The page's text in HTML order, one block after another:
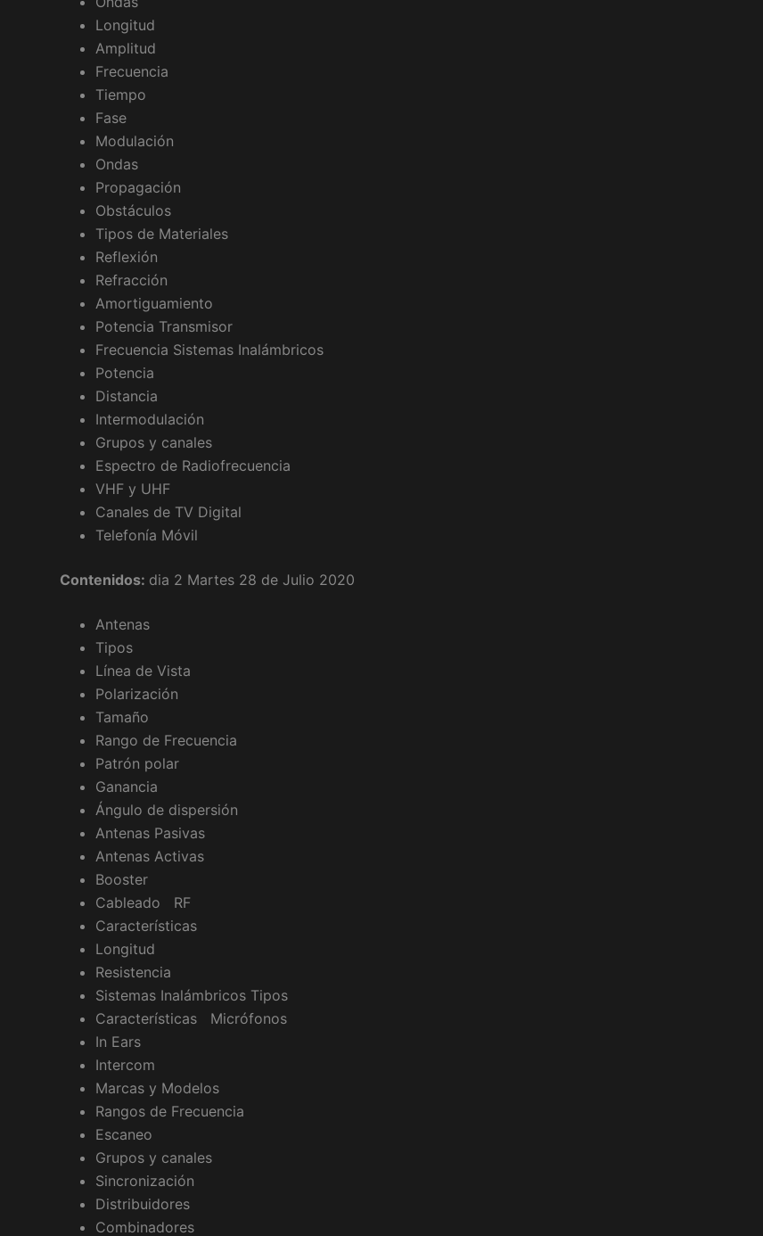
Longitud
Amplitud
Frecuencia
Tiempo
Fase
Modulación
Ondas
Propagación
Obstáculos
Tipos de Materiales
Reflexión
Refracción
Amortiguamiento
Potencia Transmisor
Frecuencia Sistemas Inalámbricos
Potencia
Distancia
Intermodulación
Grupos y canales
Espectro de Radiofrecuencia
VHF y UHF
Canales de TV Digital
Telefonía Móvil
Contenidos: dia 2 Martes 28 de Julio 2020
Antenas
Tipos
Línea de Vista
Polarización
Tamaño
Rango de Frecuencia
Patrón polar
Ganancia
Ángulo de dispersión
Antenas Pasivas
Antenas Activas
Booster
Cableado RF
Características
Longitud
Resistencia
Sistemas Inalámbricos Tipos
Características Micrófonos
In Ears
Intercom
Marcas y Modelos
Rangos de Frecuencia
Escaneo
Grupos y canales
Sincronización
Distribuidores
Combinadores